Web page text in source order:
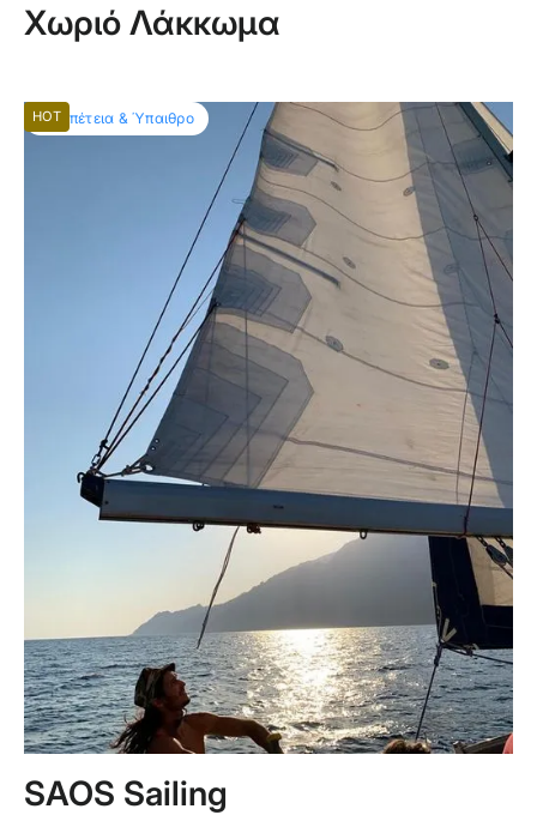
Χωριό Λάκκωμα
Περιπέτεια & Ύπαιθρο
HOT
SAOS Sailing